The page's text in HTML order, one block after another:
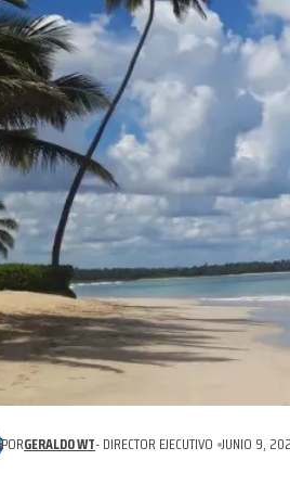
PORGERALDO WT- DIRECTOR EJECUTIVO JUNIO 9,